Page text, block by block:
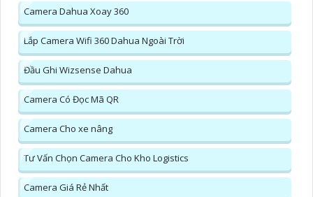
Camera Dahua Xoay 360
Lắp Camera Wifi 360 Dahua Ngoài Trời
Đầu Ghi Wizsense Dahua
Camera Có Đọc Mã QR
Camera Cho xe nâng
Tư Vấn Chọn Camera Cho Kho Logistics
Camera Giá Rẻ Nhất